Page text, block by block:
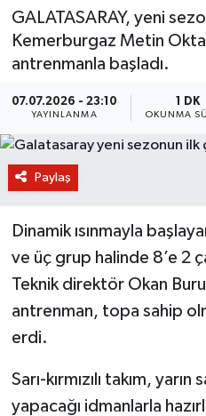
GALATASARAY, yeni
Kemerburgaz Metin
antrenmanla başladı.
07.07.2026 - 23:10
YAYINLANMA
1 DK
OKUNMA
Paylaş
Dinamik ısınmayla
ve üç grup halinde 8’e 2
Teknik direktör Okan
antrenman, topa sahip
erdi.
Sarı-kırmızılı takım,
yapacağı idmanlarla
MAGAZİN
KÜLTÜR SANAT
SAĞLIK
BİLİM VE TEKNOLOJİ
KURUMSAL
Son Dakika Haberleri
Haber Arşivi